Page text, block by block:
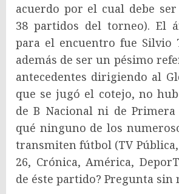
acuerdo por el cual debe
38 partidos del torneo). El
para el encuentro fue Silvio
además de ser un pésimo
antecedentes dirigiendo al
que se jugó el cotejo, no
de B Nacional ni de Primera
qué ninguno de los
transmiten fútbol (TV Pública,
26, Crónica, América,
de éste partido? Pregunta sin